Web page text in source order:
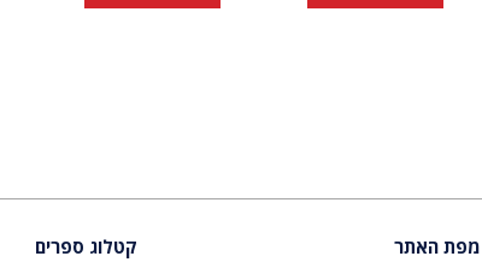
מפת האתר קטלוג ספרים